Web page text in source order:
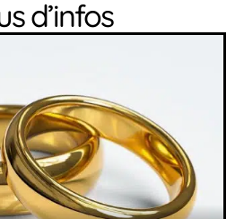
d’infos